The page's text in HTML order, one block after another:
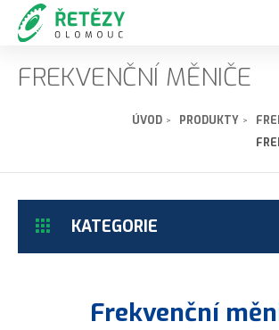
FREKVENČNÍ MĚNIČE
ÚVOD PRODUKTY
KATEGORIE
Frekvenční